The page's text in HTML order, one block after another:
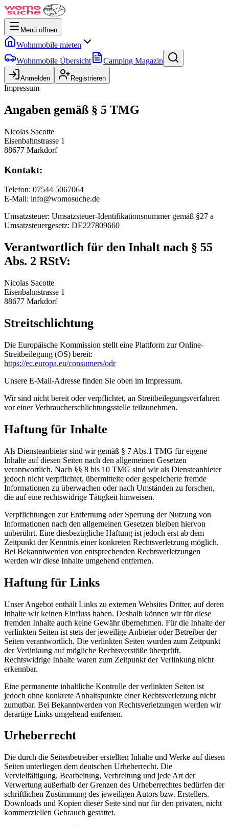
Menü öffnen
Wohnmobile mieten
Wohnmobile Übersicht
Camping Magazin
Anmelden Registrieren
Impressum
Angaben gemäß § 5 TMG
Nicolas Sacotte
Eisenbahnstrasse 1
88677 Markdorf
Kontakt:
Telefon: 07544 5067064
E-Mail: info@womosuche.de
Umsatzsteuer: Umsatzsteuer-Identifikationsnummer gemäß §27 a
Umsatzsteuergesetz: DE227809660
Verantwortlich für den Inhalt nach § 55
Abs. 2 RStV:
Nicolas Sacotte
Eisenbahnstrasse 1
88677 Markdorf
Streitschlichtung
Die Europäische Kommission stellt eine Plattform zur Online-
Streitbeilegung (OS) bereit:
https://ec.europa.eu/consumers/odr
Unsere E-Mail-Adresse finden Sie oben im Impressum.
Wir sind nicht bereit oder verpflichtet, an Streitbeilegungsverfahren
vor einer Verbraucherschlichtungsstelle teilzunehmen.
Haftung für Inhalte
Als Diensteanbieter sind wir gemäß § 7 Abs.1 TMG für eigene
Inhalte auf diesen Seiten nach den allgemeinen Gesetzen
verantwortlich. Nach §§ 8 bis 10 TMG sind wir als Diensteanbieter
jedoch nicht verpflichtet, übermittelte oder gespeicherte fremde
Informationen zu überwachen oder nach Umständen zu forschen,
die auf eine rechtswidrige Tätigkeit hinweisen.
Verpflichtungen zur Entfernung oder Sperrung der Nutzung von
Informationen nach den allgemeinen Gesetzen bleiben hiervon
unberührt. Eine diesbezügliche Haftung ist jedoch erst ab dem
Zeitpunkt der Kenntnis einer konkreten Rechtsverletzung möglich.
Bei Bekanntwerden von entsprechenden Rechtsverletzungen
werden wir diese Inhalte umgehend entfernen.
Haftung für Links
Unser Angebot enthält Links zu externen Websites Dritter, auf deren
Inhalte wir keinen Einfluss haben. Deshalb können wir für diese
fremden Inhalte auch keine Gewähr übernehmen. Für die Inhalte der
verlinkten Seiten ist stets der jeweilige Anbieter oder Betreiber der
Seiten verantwortlich. Die verlinkten Seiten wurden zum Zeitpunkt
der Verlinkung auf mögliche Rechtsverstöße überprüft.
Rechtswidrige Inhalte waren zum Zeitpunkt der Verlinkung nicht
erkennbar.
Eine permanente inhaltliche Kontrolle der verlinkten Seiten ist
jedoch ohne konkrete Anhaltspunkte einer Rechtsverletzung nicht
zumutbar. Bei Bekanntwerden von Rechtsverletzungen werden wir
derartige Links umgehend entfernen.
Urheberrecht
Die durch die Seitenbetreiber erstellten Inhalte und Werke auf diesen
Seiten unterliegen dem deutschen Urheberrecht. Die
Vervielfältigung, Bearbeitung, Verbreitung und jede Art der
Verwertung außerhalb der Grenzen des Urheberrechtes bedürfen der
schriftlichen Zustimmung des jeweiligen Autors bzw. Erstellers.
Downloads und Kopien dieser Seite sind nur für den privaten, nicht
kommerziellen Gebrauch gestattet.